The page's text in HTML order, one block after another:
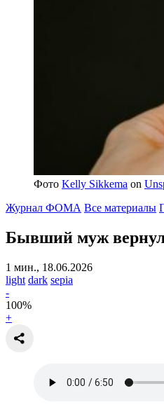
Фото Kelly Sikkema on
Журнал ФОМА Все материалы
Бывший муж
1 мин., 18.06.2026
light dark sepia
-
100%
+